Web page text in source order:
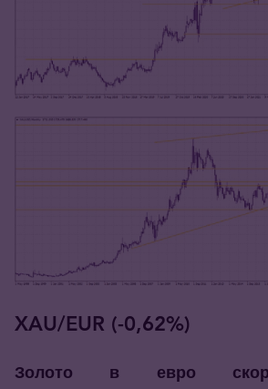
XAU/EUR (-0,62%)
Золото в евро